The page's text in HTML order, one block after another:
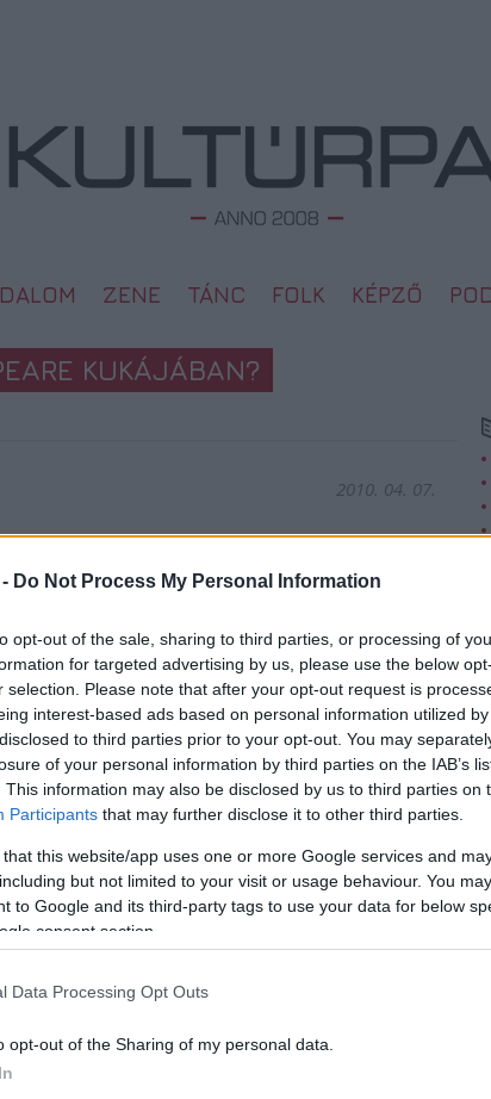
Do Not Process My Personal Information
opt-out of the sale, sharing to third parties, or processing of
for targeted advertising by us, please use the below
selection. Please note that after your opt-out request is
interest-based ads based on personal information utilized
to third parties prior to your opt-out. You may
of your personal information by third parties on the IAB’s
This information may also be disclosed by us to third parties on
Participants that may further disclose it to other third parties.
that this website/app uses one or more Google services and
but not limited to your visit or usage behaviour. You
to Google and its third-party tags to use your data for below
consent section.
Data Processing Opt Outs
opt-out of the Sharing of my personal data.
ZENE TÁNC FOLK KÉPZŐ
KUKÁJÁBAN?
2010. 04. 07.
hulladékgödrét tárják fel brit régészek, akik az
remélik kiegészíteni a nagy angol
bontották le.
egykori
háta mögött
élt
valamilyen
az akkori
aki szerint a feltárások során
maradványait, valamint tárgyi leletek is
néhány cserépedény-maradványt, valamint